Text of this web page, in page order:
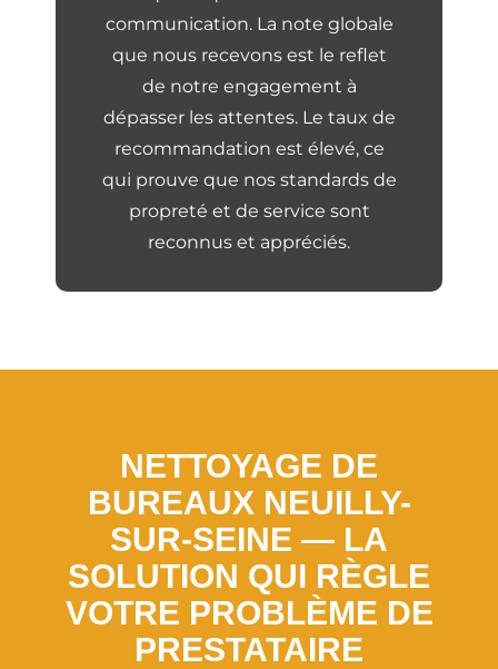
communication. La note globale
que nous recevons est le reflet
de notre engagement à
dépasser les attentes. Le taux de
recommandation est élevé, ce
qui prouve que nos standards de
propreté et de service sont
reconnus et appréciés.
NETTOYAGE DE
BUREAUX NEUILLY-
SUR-SEINE — LA
SOLUTION QUI RÈGLE
VOTRE PROBLÈME DE
PRESTATAIRE